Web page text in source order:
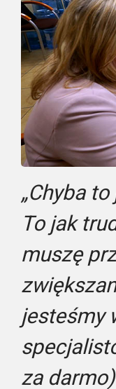
„Chyba
To jak
muszę
jesteśmy
za